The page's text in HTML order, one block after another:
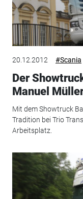
20.12.2012 #Scania
Der
Manuel
Mit dem Showtruck
Tradition bei Trio
Arbeitsplatz.